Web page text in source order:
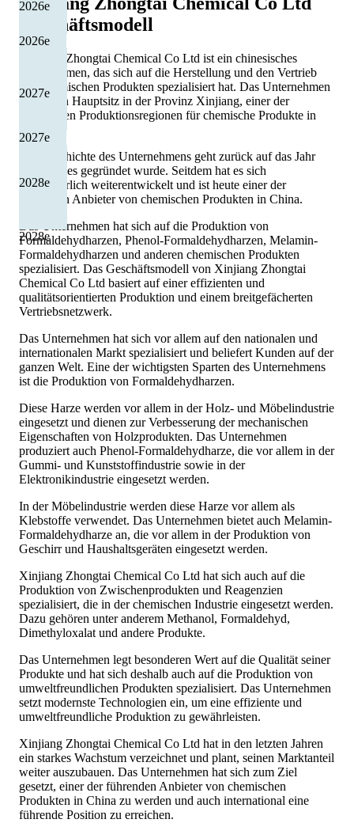
2026e
2027e
2028e
2026e
2027e
2028e
Geschäftsmodell
Xinjiang Zhongtai Chemical Co Ltd ist ein chinesisches
Unternehmen, das sich auf die Herstellung und den Vertrieb
von chemischen Produkten spezialisiert hat. Das Unternehmen
hat seinen Hauptsitz in der Provinz Xinjiang, einer der
wichtigsten Produktionsregionen für chemische Produkte in
Die Geschichte des Unternehmens geht zurück auf das Jahr
2004, als es gegründet wurde. Seitdem hat es sich
kontinuierlich weiterentwickelt und ist heute einer der
führenden Anbieter von chemischen Produkten in China.
Das Unternehmen hat sich auf die Produktion von
Formaldehydharzen, Phenol-Formaldehydharzen, Melamin-
Formaldehydharzen und anderen chemischen Produkten
spezialisiert. Das Geschäftsmodell von Xinjiang Zhongtai
Chemical Co Ltd basiert auf einer effizienten und
qualitätsorientierten Produktion und einem breitgefächerten
Vertriebsnetzwerk.
Das Unternehmen hat sich vor allem auf den nationalen und
internationalen Markt spezialisiert und beliefert Kunden auf der
ganzen Welt. Eine der wichtigsten Sparten des Unternehmens
ist die Produktion von Formaldehydharzen.
Diese Harze werden vor allem in der Holz- und Möbelindustrie
eingesetzt und dienen zur Verbesserung der mechanischen
Eigenschaften von Holzprodukten. Das Unternehmen
produziert auch Phenol-Formaldehydharze, die vor allem in der
Gummi- und Kunststoffindustrie sowie in der
Elektronikindustrie eingesetzt werden.
In der Möbelindustrie werden diese Harze vor allem als
Klebstoffe verwendet. Das Unternehmen bietet auch Melamin-
Formaldehydharze an, die vor allem in der Produktion von
Geschirr und Haushaltsgeräten eingesetzt werden.
Xinjiang Zhongtai Chemical Co Ltd hat sich auch auf die
Produktion von Zwischenprodukten und Reagenzien
spezialisiert, die in der chemischen Industrie eingesetzt werden.
Dazu gehören unter anderem Methanol, Formaldehyd,
Dimethyloxalat und andere Produkte.
Das Unternehmen legt besonderen Wert auf die Qualität seiner
Produkte und hat sich deshalb auch auf die Produktion von
umweltfreundlichen Produkten spezialisiert. Das Unternehmen
setzt modernste Technologien ein, um eine effiziente und
umweltfreundliche Produktion zu gewährleisten.
Xinjiang Zhongtai Chemical Co Ltd hat in den letzten Jahren
ein starkes Wachstum verzeichnet und plant, seinen Marktanteil
weiter auszubauen. Das Unternehmen hat sich zum Ziel
gesetzt, einer der führenden Anbieter von chemischen
Produkten in China zu werden und auch international eine
führende Position zu erreichen.